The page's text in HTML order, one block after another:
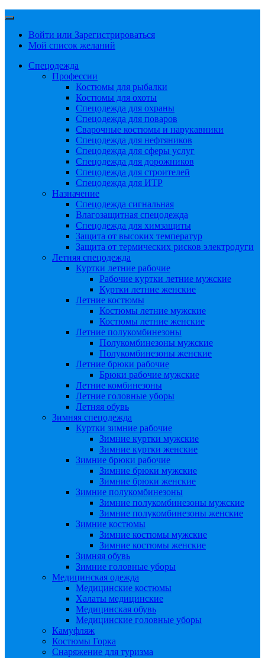
Войти или Зарегистрироваться
Мой список желаний
Спецодежда
Профессии
Костюмы для рыбалки
Костюмы для охоты
Спецодежда для охраны
Спецодежда для поваров
Сварочные костюмы и нарукавники
Спецодежда для нефтяников
Спецодежда для сферы услуг
Спецодежда для дорожников
Спецодежда для строителей
Спецодежда для ИТР
Назначение
Спецодежда сигнальная
Влагозащитная спецодежда
Спецодежда для химзащиты
Защита от высоких температур
Защита от термических рисков электродуги
Летняя спецодежда
Куртки летние рабочие
Рабочие куртки летние мужские
Куртки летние женские
Летние костюмы
Костюмы летние мужские
Костюмы летние женские
Летние полукомбинезоны
Полукомбинезоны мужские
Полукомбинезоны женские
Летние брюки рабочие
Брюки рабочие мужские
Летние комбинезоны
Летние головные уборы
Летняя обувь
Зимняя спецодежда
Куртки зимние рабочие
Зимние куртки мужские
Зимние куртки женские
Зимние брюки рабочие
Зимние брюки мужские
Зимние брюки женские
Зимние полукомбинезоны
Зимние полукомбинезоны мужские
Зимние полукомбинезоны женские
Зимние костюмы
Зимние костюмы мужские
Зимние костюмы женские
Зимняя обувь
Зимние головные уборы
Медицинская одежда
Медицинские костюмы
Халаты медицинские
Медицинская обувь
Медицинские головные уборы
Камуфляж
Костюмы Горка
Снаряжение для туризма